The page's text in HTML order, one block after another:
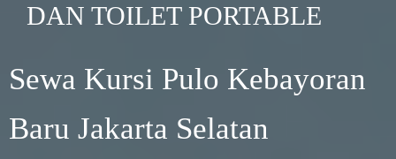
DAN TOILET PORTABLE
Sewa Kursi Pulo Kebayoran
Baru Jakarta Selatan